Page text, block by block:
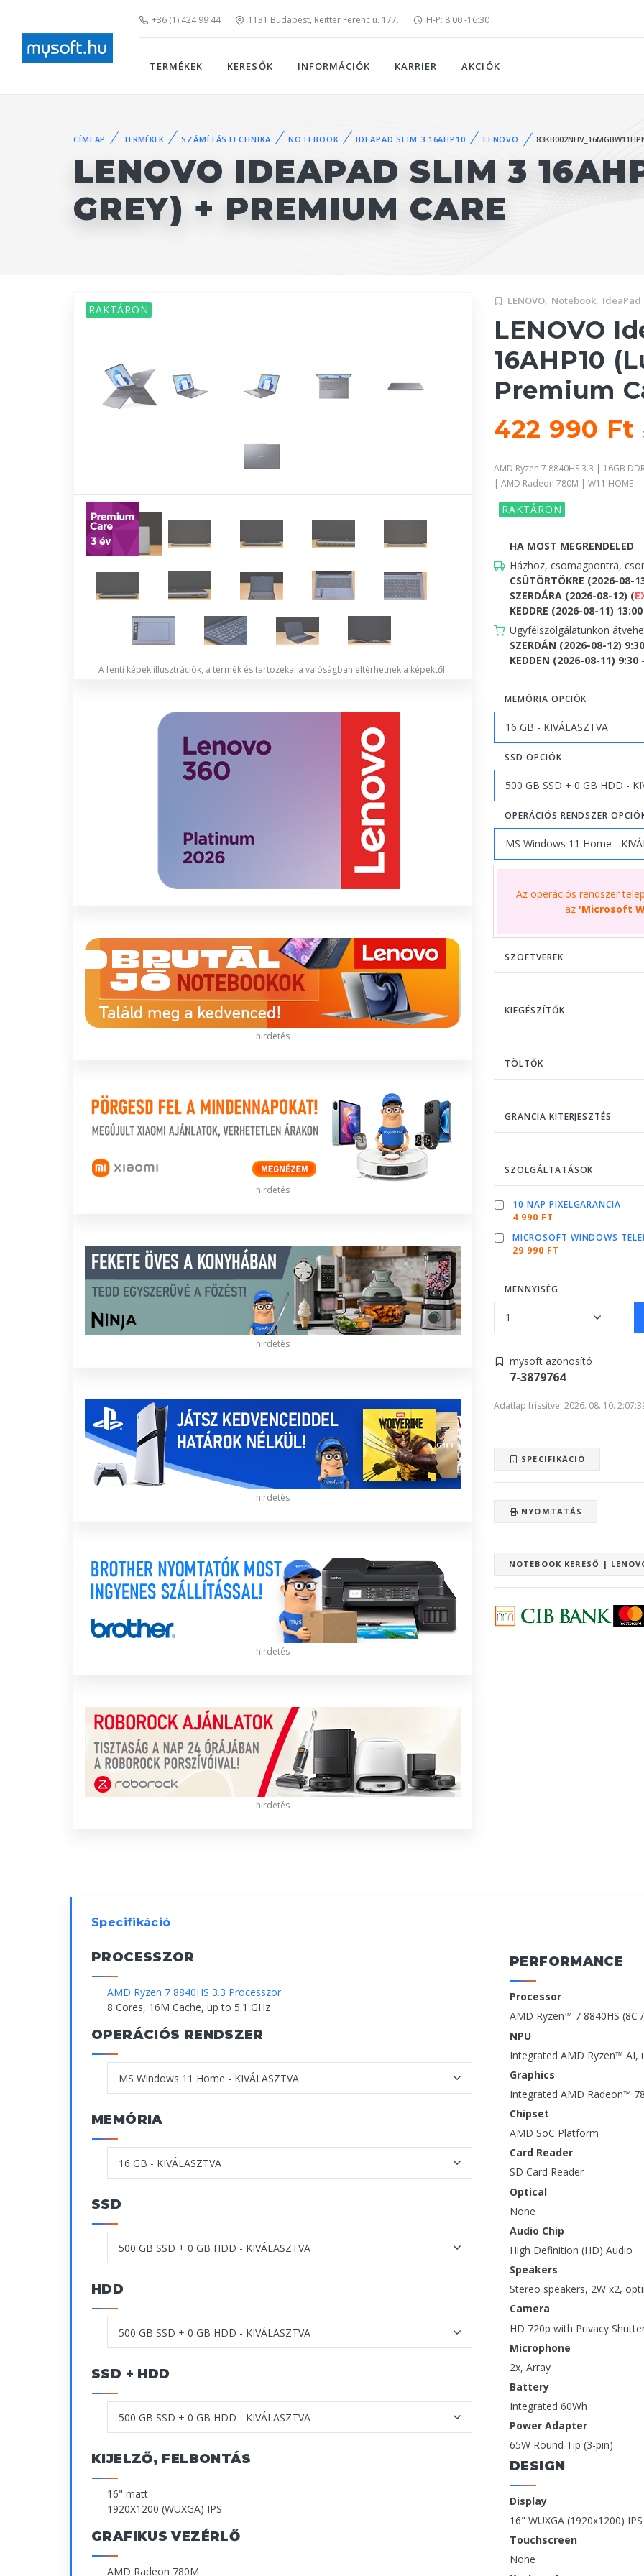
+36 (1) 424 99 44 1131 Budapest, Reitter Ferenc u. 177. H-P: 8:00 -16:30
TERMÉKEK KERESŐK INFORMÁCIÓK KARRIER AKCIÓK
CÍMLAP TERMÉKEK SZÁMÍTÁSTECHNIKA NOTEBOOK IDEAPAD SLIM 3 16AHP10 LENOVO
LENOVO IDEAPAD SLIM 3
GREY) + PREMIUM CARE
RAKTÁRON
A fenti képek illusztrációk, a termék és tartozékai a valóságban eltérhetnek a képektől.
hirdetés
hirdetés
hirdetés
hirdetés
hirdetés
hirdetés
LENOVO, Notebook, IdeaPad
LENOVO
16AHP10
Premium
422 990 Ft
AMD Ryzen 7 8840HS 3.3 | 16GB
| AMD Radeon 780M | W11 HOME
RAKTÁRON
HA MOST MEGRENDELED
Házhoz, csomagpontra,
CSÜTÖRTÖKRE (2026-08-
SZERDÁRA (2026-08-12) (
KEDDRE (2026-08-11)
Ügyfélszolgálatunkon
SZERDÁN (2026-08-12)
KEDDEN (2026-08-11) 9:30
MEMÓRIA OPCIÓK
SSD OPCIÓK
OPERÁCIÓS RENDSZER
Az operációs rendszer
az 'Microsoft
SZOFTVEREK
KIEGÉSZÍTŐK
TÖLTŐK
GRANCIA KITERJESZTÉS
SZOLGÁLTATÁSOK
10 NAP PIXELGARANCIA
4 990 FT
MICROSOFT WINDOWS
29 990 FT
MENNYISÉG
mysoft azonosító
7-3879764
Adatlap frissítve: 2026. 08. 10.
SPECIFIKÁCIÓ
NYOMTATÁS
NOTEBOOK KERESŐ |
Specifikáció
PROCESSZOR
AMD Ryzen 7 8840HS 3.3 Processzor
8 Cores, 16M Cache, up to 5.1 GHz
OPERÁCIÓS RENDSZER
MEMÓRIA
SSD
HDD
SSD + HDD
KIJELZŐ, FELBONTÁS
16" matt
1920X1200 (WUXGA) IPS
GRAFIKUS VEZÉRLŐ
AMD Radeon 780M
PERFORMANCE
Processor
AMD Ryzen™ 7 8840HS
NPU
Integrated AMD Ryzen™ AI,
Graphics
Integrated AMD Radeon™
Chipset
AMD SoC Platform
Card Reader
SD Card Reader
Optical
None
Audio Chip
High Definition (HD) Audio
Speakers
Stereo speakers, 2W x2,
Camera
HD 720p with Privacy
Microphone
2x, Array
Battery
Integrated 60Wh
Power Adapter
65W Round Tip (3-pin)
DESIGN
Display
16" WUXGA (1920x1200)
Touchscreen
None